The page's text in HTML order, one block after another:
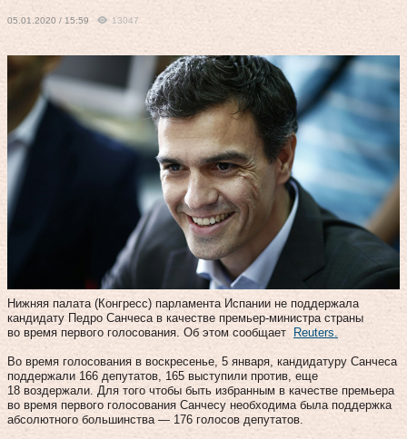
05.01.2020 / 15:59 13047
Нижняя палата (Конгресс) парламента Испании не поддержала
кандидату Педро Санчеса в качестве премьер-министра страны
во время первого голосования. Об этом сообщает
Reuters.
Во время голосования в воскресенье, 5 января, кандидатуру Санчеса
поддержали 166 депутатов, 165 выступили против, еще
18 воздержали. Для того чтобы быть избранным в качестве премьера
во время первого голосования Санчесу необходима была поддержка
абсолютного большинства — 176 голосов депутатов.